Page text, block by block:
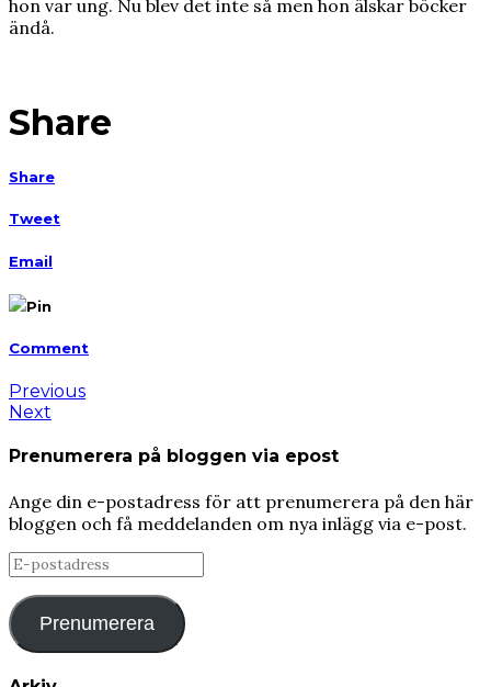
hon var ung. Nu blev det inte så men hon älskar böcker
ändå.
Share
Share
Tweet
Email
Pin
Comment
Previous
Next
Prenumerera på bloggen via epost
Ange din e-postadress för att prenumerera på den här
bloggen och få meddelanden om nya inlägg via e-post.
E-
postadress
Prenumerera